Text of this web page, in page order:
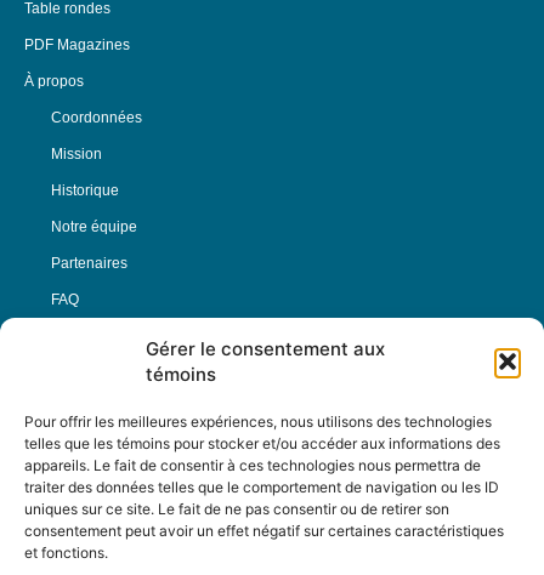
Gérer le consentement aux
témoins
Pour offrir les meilleures expériences, nous utilisons des technologies
telles que les témoins pour stocker et/ou accéder aux informations des
appareils. Le fait de consentir à ces technologies nous permettra de
traiter des données telles que le comportement de navigation ou les ID
uniques sur ce site. Le fait de ne pas consentir ou de retirer son
consentement peut avoir un effet négatif sur certaines caractéristiques
et fonctions.
Table rondes
PDF Magazines
À propos
Coordonnées
Mission
Historique
Notre équipe
Partenaires
FAQ
Nous Suivre